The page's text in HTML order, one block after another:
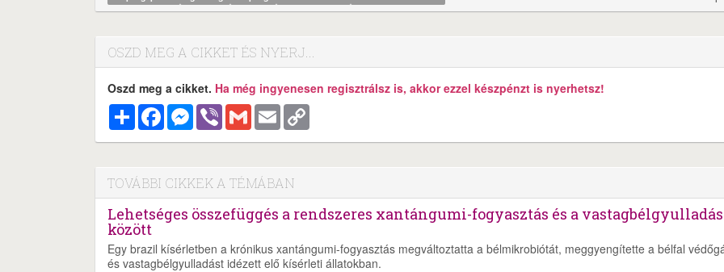
OSZD MEG A CIKKET ÉS NYERJ...
Oszd meg a cikket. Ha még ingyenesen regisztrálsz is, akkor ezzel készpénzt is nyerhetsz!
MegosztásFacebookMessenger
Viber Gmail Email
TOVÁBBI CIKKEK A TÉMÁBAN
Lehetséges összefüggés a rendszeres xantángumi-fogyasztás és a vastagbélgyulladás
között
Egy brazil kísérletben a krónikus xantángumi-fogyasztás megváltoztatta a bélmikrobiótát, meggyengítette a bélfal
és vastagbélgyulladást idézett elő kísérleti állatokban.